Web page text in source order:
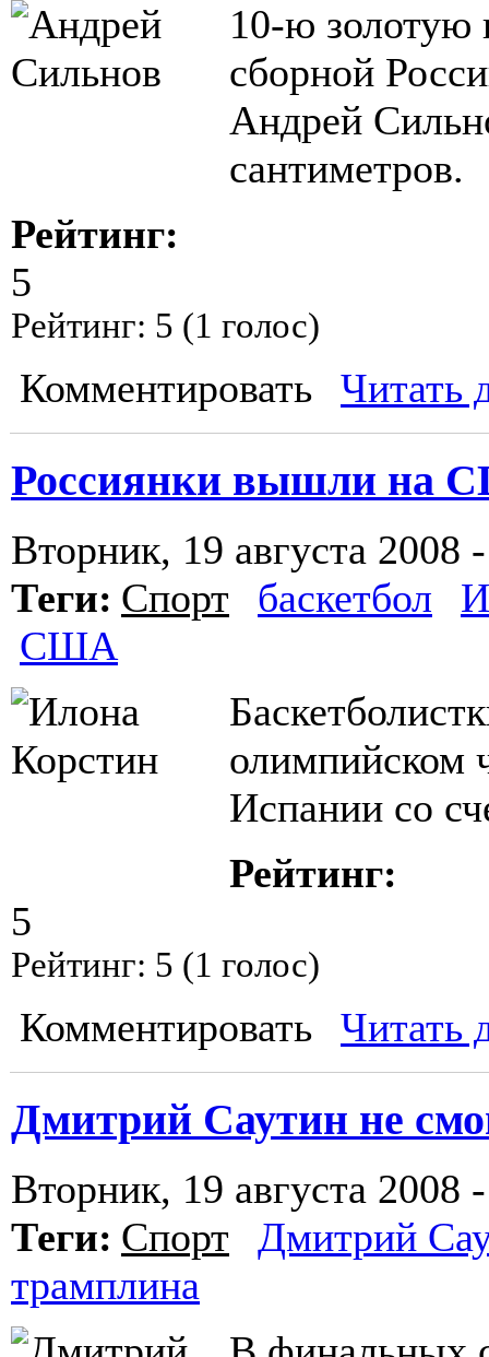
10-ю золотую
сборной
Андрей
сантиметров.
Рейтинг:
5
Рейтинг: 5 (1 голос)
Комментировать Читать
Россиянки вышли на
Вторник, 19 августа 2008
Теги: Спорт баскетбол
США
олимпийском
Испании со
Рейтинг:
5
Рейтинг: 5 (1 голос)
Комментировать Читать
Дмитрий Саутин не
Вторник, 19 августа 2008
Теги: Спорт
Дмитрий
трамплина